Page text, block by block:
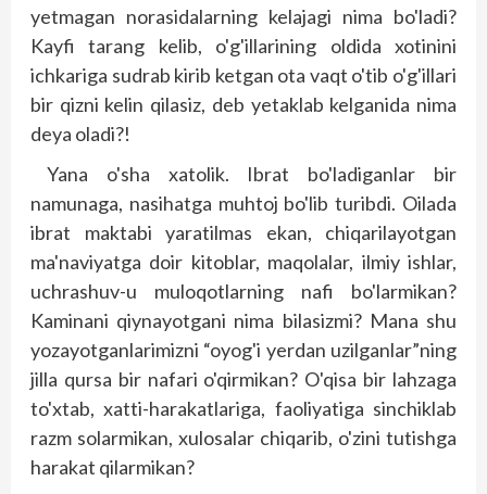
yetmagan norasidalarning kelajagi nima bo'ladi?
Kayfi tarang kelib, o'g'illarining oldida xotinini
ichkariga sudrab kirib ketgan ota vaqt o'tib o'g'illari
bir qizni kelin qilasiz, deb yetaklab kelganida nima
deya oladi?!
Yana o'sha xatolik. Ibrat bo'ladiganlar bir
namunaga, nasihatga muhtoj bo'lib turibdi. Oilada
ibrat maktabi yaratilmas ekan, chiqarilayotgan
ma'naviyatga doir kitoblar, maqolalar, ilmiy ishlar,
uchrashuv-u muloqotlarning nafi bo'larmikan?
Kaminani qiynayotgani nima bilasizmi? Mana shu
yozayotganlarimizni “oyog'i yerdan uzilganlar”ning
jilla qursa bir nafari o'qirmikan? O'qisa bir lahzaga
to'xtab, xatti-harakatlariga, faoliyatiga sinchiklab
razm solarmikan, xulosalar chiqarib, o'zini tutishga
harakat qilarmikan?